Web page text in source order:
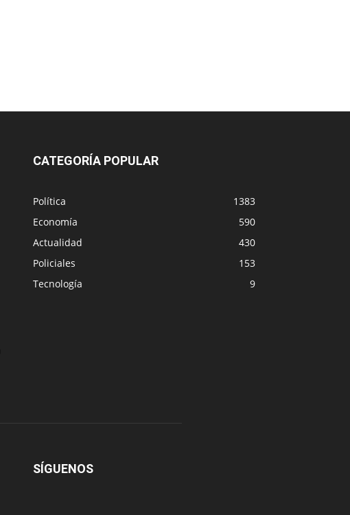
CATEGORÍA POPULAR
Política
1383
Economía
590
Actualidad
430
Policiales
153
Tecnología
9
SÍGUENOS